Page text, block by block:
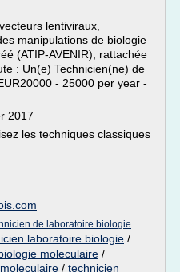
lentiviraux,
manipulations de biologie
(ATIP-AVENIR), rattachée
: Un(e) Technicien(ne) de
- 25000 per year -
2017
les techniques classiques
de laboratoire biologie
laboratoire biologie /
moleculaire /
/ technicien